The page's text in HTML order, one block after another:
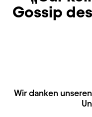
Gossip
Wir danken unseren